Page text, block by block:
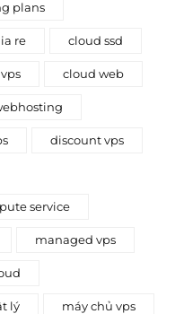
plans
re cloud ssd
cloud web
discount vps
service
managed vps
lý máy chủ vps